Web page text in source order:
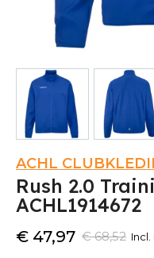
ACHL
Rush 2.0
ACHL1914672
€ 68,52
€ 47,97 Incl.